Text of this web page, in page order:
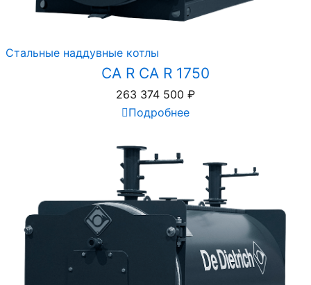
Стальные наддувные котлы
CA R CA R 1750
263 374 500 ₽
Подробнее